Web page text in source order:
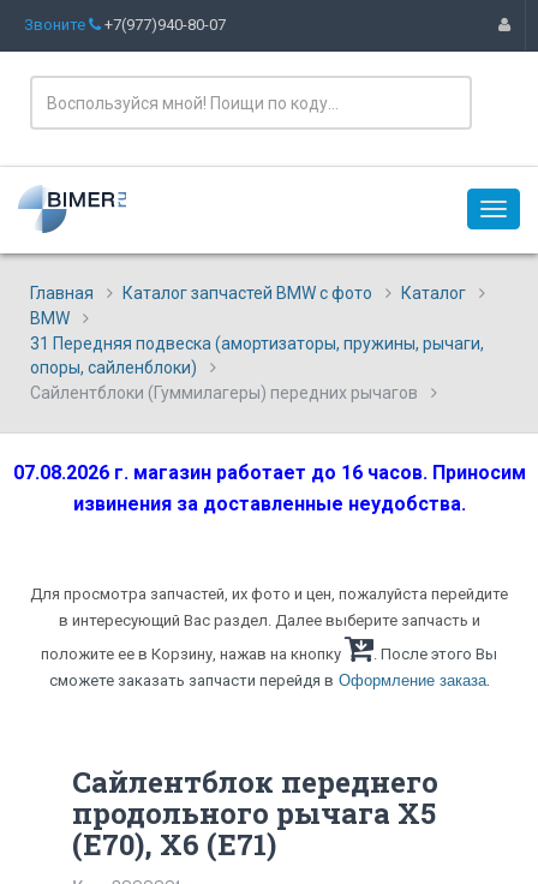
Звоните +7(977)940-80-07
Главная Каталог запчастей BMW с фото
Каталог
BMW
31 Передняя подвеска (амортизаторы, пружины, рычаги,
опоры, сайленблоки)
Сайлентблоки (Гуммилагеры) передних рычагов
07.08.2026 г. магазин работает до 16 часов. Приносим
извинения за доставленные неудобства.
Для просмотра запчастей, их фото и цен, пожалуйста перейдите
в интересующий Вас раздел. Далее выберите запчасть и
положите ее в Корзину, нажав на кнопку
. После этого Вы
сможете заказать запчасти перейдя в Оформление заказа.
Сайлентблок переднего
продольного рычага X5
(Е70), X6 (E71)